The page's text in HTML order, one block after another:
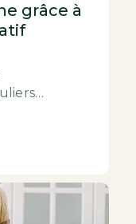
grâce à